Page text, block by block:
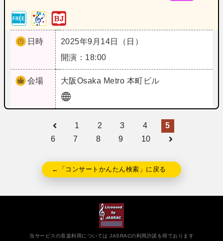
日時
2025年9月14日（日）
開演：18:00
会場 大阪Osaka Metro 本町ビル
1 2 3 4
5
6
7 8 9 10
←「コンサートかんたん検索」に戻る
当サービスの音楽利用については JASRACの利用許諾を得ております